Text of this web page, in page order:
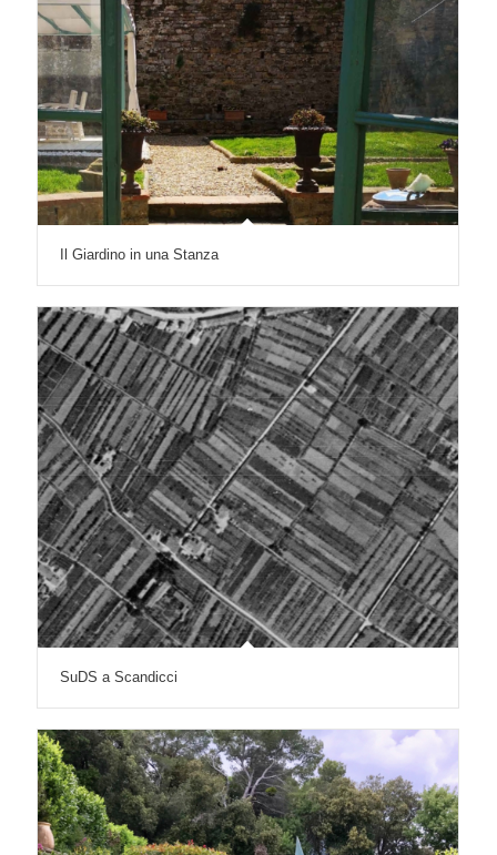
Il Giardino in una Stanza
SuDS a Scandicci